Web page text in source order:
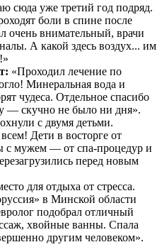
сюда уже третий год подряд.
боли в спине после
очень внимательный, врачи
А какой здесь воздух... им
«Проходил лечение по
Минеральная вода и
чудеса. Отдельное спасибо
— скучно не было ни дня».
с двумя детьми.
Дети в восторге от
с мужем — от спа-процедур и
перед новым
для отдыха от стресса.
в Минской области
подобрал отличный
хвойные ванны. Спала
другим человеком».